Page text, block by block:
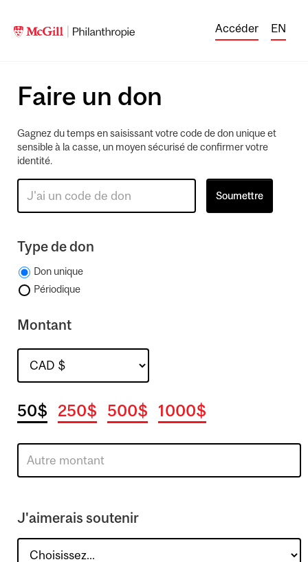
Accéder EN
Faire un don
Gagnez du temps en saisissant votre code de don unique et
sensible à la casse, un moyen sécurisé de confirmer votre
identité.
Type de don
Don unique
Périodique
Montant
50$ 250$ 500$ 1000$
J'aimerais soutenir